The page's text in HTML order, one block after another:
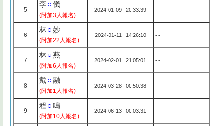
5
李○儀
(附加3人報名)
2024-01-09 20:33:39 --
6
林○妙
(附加22人報名)
2024-01-11 14:26:10 --
7
林○燕
(附加6人報名)
2024-02-01 21:05:01 --
8
戴○融
(附加1人報名)
2024-03-28 00:50:38 --
9
程 ○鳴
(附加10人報名)
2024-06-13 00:03:31 --